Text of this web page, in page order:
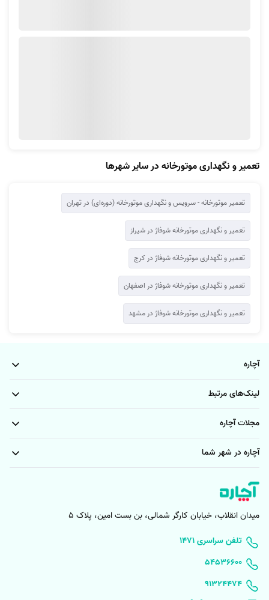
تعمیر و نگهداری موتورخانه در سایر شهرها
تعمیر موتورخانه - سرويس و نگهداری موتورخانه (دوره‌ای) در تهران
تعمیر و نگهداری موتورخانه شوفاژ در شیراز
تعمیر و نگهداری موتورخانه شوفاژ در کرج
تعمیر و نگهداری موتورخانه شوفاژ در اصفهان
تعمیر و نگهداری موتورخانه شوفاژ در مشهد
آچاره
لینک‌های مرتبط
مجلات آچاره
آچاره در شهر شما
میدان انقلاب، خیابان کارگر شمالی، بن بست امین، پلاک 5
۱۴۷۱ تلفن سراسری
۵۴۵۳۶۶۰۰
91324474